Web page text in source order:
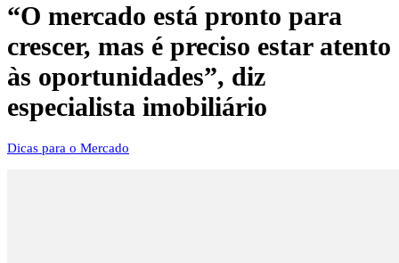
“O mercado está pronto para
crescer, mas é preciso estar atento
às oportunidades”, diz
especialista imobiliário
Dicas para o Mercado